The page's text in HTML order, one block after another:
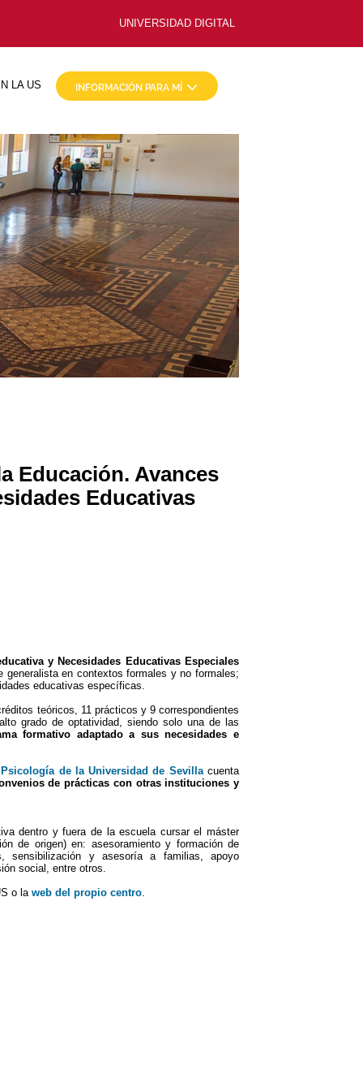
UNIVERSIDAD DIGITAL
LA US
Educación. Avances
Educativas
y Necesidades Educativas Especiales
en contextos formales y no formales;
educativas específicas.
teóricos, 11 prácticos y 9 correspondientes
grado de optatividad, siendo solo una de las
formativo adaptado a sus necesidades e
de la Universidad de Sevillacuenta
de prácticas con otras instituciones y
dentro y fuera de la escuela cursar el máster
de origen) en: asesoramiento y formación de
sensibilización y asesoría a familias, apoyo
social, entre otros.
o la web del propio centro.